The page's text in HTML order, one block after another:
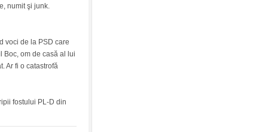
numit şi junk.
voci de la PSD care
Boc, om de casă al lui
Ar fi o catastrofă
fostului PL-D din